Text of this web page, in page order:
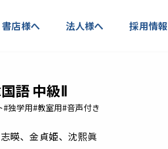
書店様へ 法人様へ 採用情報
語 中級Ⅱ
#独学用#教室用#音声付き
暎、金貞姫、沈熙眞